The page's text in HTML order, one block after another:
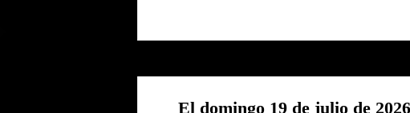
El domingo 19 de julio de